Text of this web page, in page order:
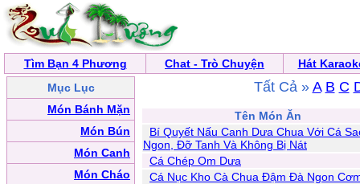
Tìm Bạn 4 Phương Chat - Trò Chuyện
Hát
Mục Lục
Món Bánh Mặn
Món Bún
Món Canh
Món Cháo
Tất Cả » A B C
Tên Món Ăn
Bí Quyết Nấu Canh Dưa Chua Với Cá
Ngon, Đỡ Tanh Và Không Bị Nát
Cá Chép Om Dưa
Cá Nục Kho Cà Chua Đậm Đà Ngon